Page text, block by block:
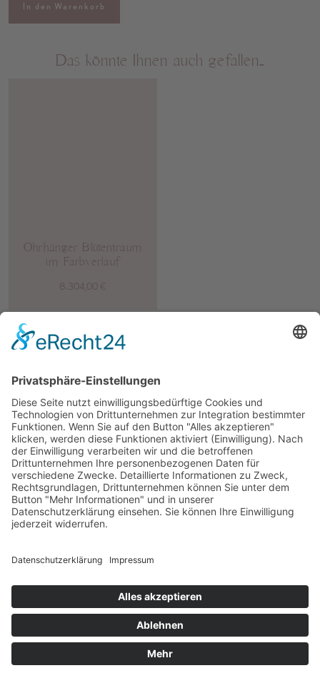
In den Warenkorb
Das könnte Ihnen auch gefallen…
Ohrhänger Blütentraum
im Farbverlauf
8.304,00 €
IMPRESSUM
DATENSCHUTZ
DOWNLOADS
AGB
Vertrag widerrufen